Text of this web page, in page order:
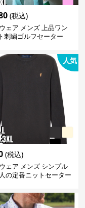
(税込)
ェア メンズ 上品ワン
刺繍ゴルフセーター
人気
(税込)
ェア メンズ シンプル
の定番ニットセーター